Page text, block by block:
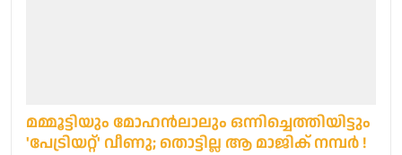
മമ്മൂട്ടിയും മോഹൻലാലും ഒന്നിച്ചെത്തിയിട്ടും
'പേട്രിയറ്റ്' വീണു; തൊട്ടില്ല ആ മാജിക് നമ്പർ !